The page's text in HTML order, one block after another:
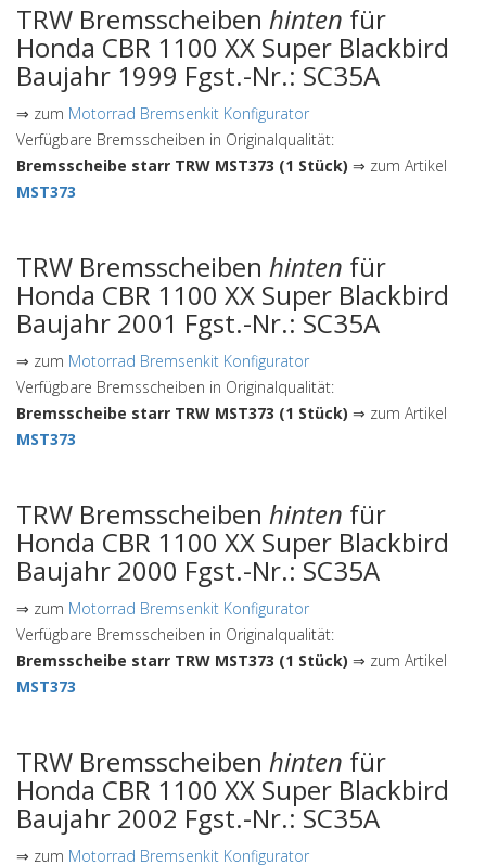
TRW Bremsscheiben hinten für
Honda CBR 1100 XX Super Blackbird
Baujahr 1999 Fgst.-Nr.: SC35A
⇒ zum Motorrad Bremsenkit Konfigurator
Verfügbare Bremsscheiben in Originalqualität:
Bremsscheibe starr TRW MST373 (1 Stück) ⇒ zum Artikel
MST373
TRW Bremsscheiben hinten für
Honda CBR 1100 XX Super Blackbird
Baujahr 2001 Fgst.-Nr.: SC35A
⇒ zum Motorrad Bremsenkit Konfigurator
Verfügbare Bremsscheiben in Originalqualität:
Bremsscheibe starr TRW MST373 (1 Stück) ⇒ zum Artikel
MST373
TRW Bremsscheiben hinten für
Honda CBR 1100 XX Super Blackbird
Baujahr 2000 Fgst.-Nr.: SC35A
⇒ zum Motorrad Bremsenkit Konfigurator
Verfügbare Bremsscheiben in Originalqualität:
Bremsscheibe starr TRW MST373 (1 Stück) ⇒ zum Artikel
MST373
TRW Bremsscheiben hinten für
Honda CBR 1100 XX Super Blackbird
Baujahr 2002 Fgst.-Nr.: SC35A
⇒ zum Motorrad Bremsenkit Konfigurator